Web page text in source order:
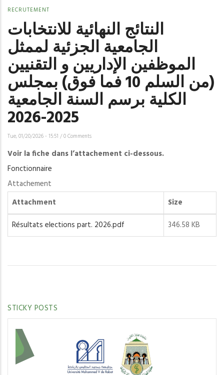
RECRUTEMENT
النتائج النهائية للانتخابات
الجامعية الجزئية لممثل
الموظفين الإداريين و التقنيين
(من السلم 10 فما فوق) بمجلس
الكلية برسم السنة الجامعية
Tue, 01/20/2026 - 15:51 /0 Comments
Voir la fiche dans l’attachement ci-dessous.
Fonctionnaire
Attachement
Attachment
Size
Résultats elections part. 2026.pdf
346.58 KB
STICKY POSTS